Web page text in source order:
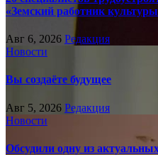
«Земский работник
Авг 6, 2026 Редакция
Новости
Вы создаёте будущее
Авг 5, 2026 Редакция
Новости
Обсудили одну из